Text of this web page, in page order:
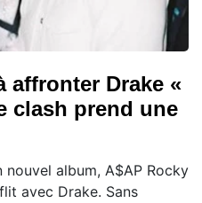
affronter Drake «
clash prend une
album, A$AP Rocky
avec Drake. Sans